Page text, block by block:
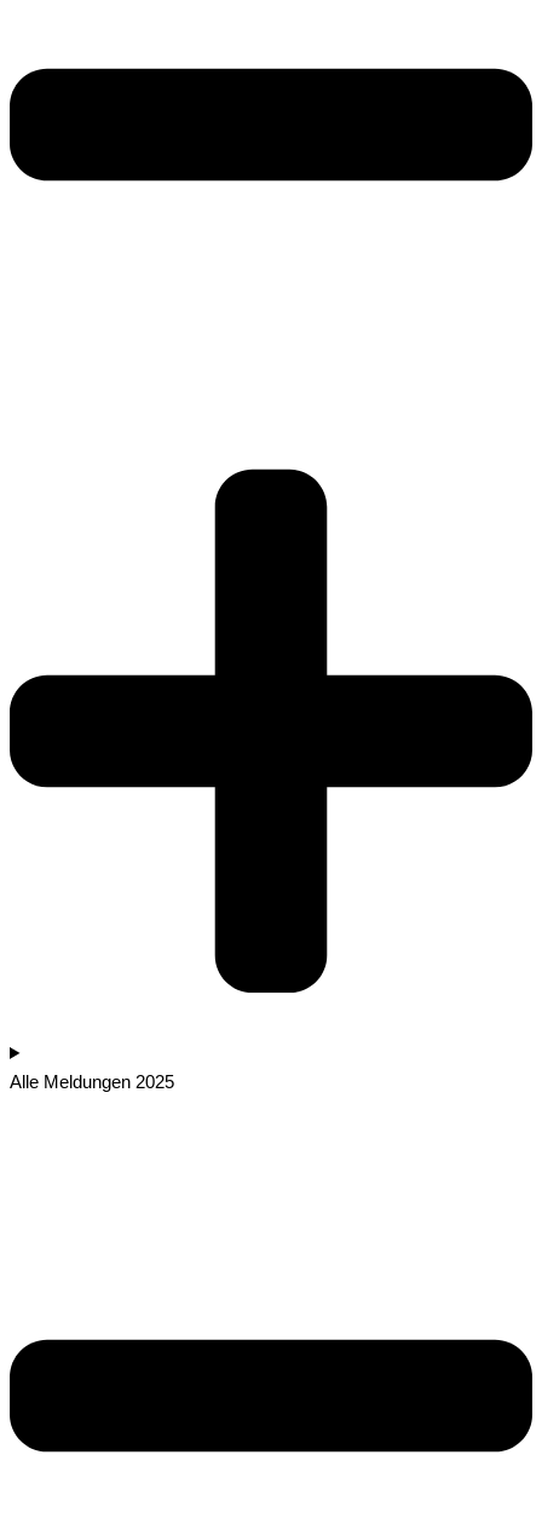
Alle Meldungen 2025